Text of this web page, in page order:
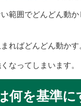
範囲でどんどん動か
ればどんどん動かす
なってしまいます。
何を基準に